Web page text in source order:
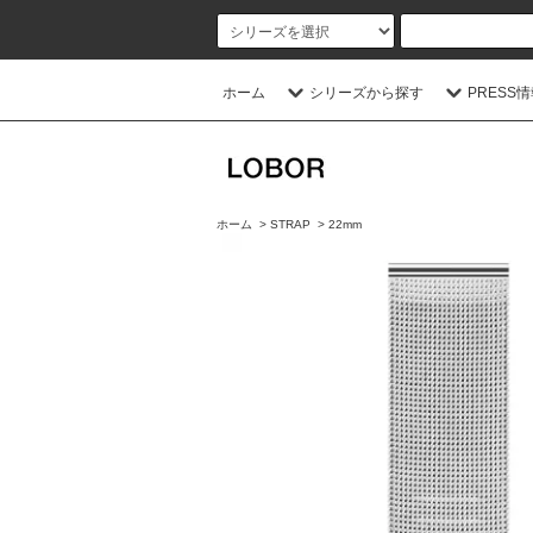
ホーム シリーズから探す PRESS
ホーム > STRAP > 22mm